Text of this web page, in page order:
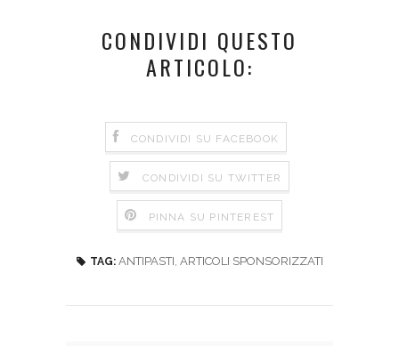
CONDIVIDI QUESTO
ARTICOLO:
CONDIVIDI SU FACEBOOK
CONDIVIDI SU TWITTER
PINNA SU PINTEREST
TAG: ANTIPASTI, ARTICOLI SPONSORIZZATI